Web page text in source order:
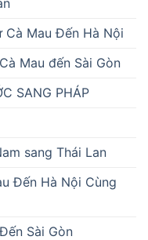
Cà Mau Đến Hà Nội
Mau đến Sài Gòn
SANG PHÁP
sang Thái Lan
Đến Hà Nội Cùng
Sài Gòn